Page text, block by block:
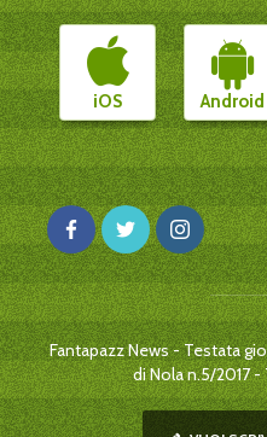
iOS Android
Fantapazz News - Testata
di Nola n.5/2017